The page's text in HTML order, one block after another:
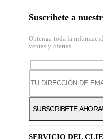
Suscríbete a
Obtenga toda la
ventas y ofertas.
SERVICIO DEL